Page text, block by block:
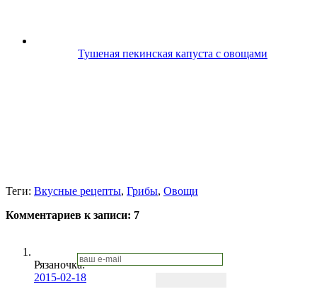
Тушеная пекинская капуста с овощами
Теги: Вкусные рецепты, Грибы, Овощи
Комментариев к записи: 7
Рязаночка:
2015-02-18